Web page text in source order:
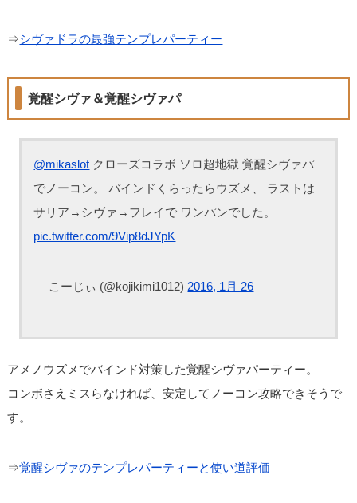
⇒シヴァドラの最強テンプレパーティー
覚醒シヴァ＆覚醒シヴァパ
@mikaslot クローズコラボ ソロ超地獄 覚醒シヴァパ
でノーコン。 バインドくらったらウズメ、 ラストは
サリア→シヴァ→フレイで ワンパンでした。
pic.twitter.com/9Vip8dJYpK
— こーじぃ (@kojikimi1012) 2016, 1月 26
アメノウズメでバインド対策した覚醒シヴァパーティー。
コンボさえミスらなければ、安定してノーコン攻略できそうで
す。
⇒覚醒シヴァのテンプレパーティーと使い道評価